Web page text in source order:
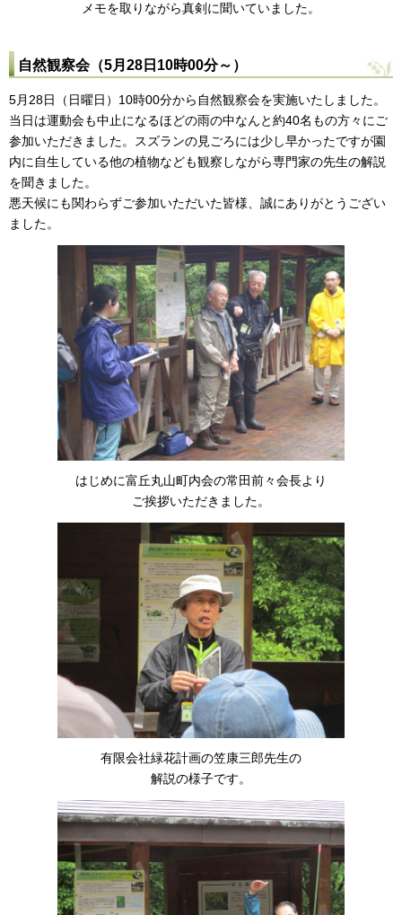
メモを取りながら真剣に聞いていました。
自然観察会（5月28日10時00分～）
5月28日（日曜日）10時00分から自然観察会を実施いたしました。
当日は運動会も中止になるほどの雨の中なんと約40名もの方々にご
参加いただきました。スズランの見ごろには少し早かったですが園
内に自生している他の植物なども観察しながら専門家の先生の解説
を聞きました。
悪天候にも関わらずご参加いただいた皆様、誠にありがとうござい
ました。
はじめに富丘丸山町内会の常田前々会長より
ご挨拶いただきました。
有限会社緑花計画の笠康三郎先生の
解説の様子です。